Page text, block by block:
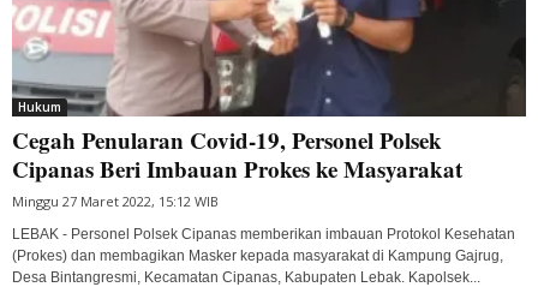
Hukum
Cegah Penularan Covid-19, Personel Polsek
Cipanas Beri Imbauan Prokes ke Masyarakat
Minggu 27 Maret 2022, 15:12 WIB
LEBAK - Personel Polsek Cipanas memberikan imbauan Protokol Kesehatan
(Prokes) dan membagikan Masker kepada masyarakat di Kampung Gajrug,
Desa Bintangresmi, Kecamatan Cipanas, Kabupaten Lebak. Kapolsek...